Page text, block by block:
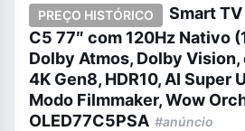
PREÇO HISTÓRICO
Smart TV
C5 77″ com 120Hz Nativo
Dolby Atmos, Dolby
4K Gen8, HDR10, AI Super
Modo Filmmaker, Wow
OLED77C5PSA #anúncio